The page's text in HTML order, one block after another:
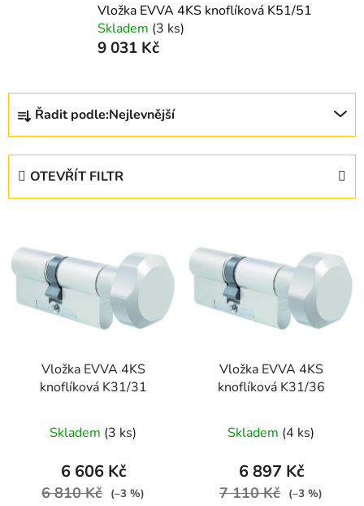
Vložka EVVA 4KS knoflíková K51/51
Skladem (3 ks)
9 031 Kč
Ř
z
r
o
Řadit podle:Nejlevnější
OTEVŘÍT FILTR
ý
p
Vložka EVVA 4KS
knoflíková K31/31
Skladem (3 ks)
6 606 Kč
6 810 Kč (–3 %)
Vložka EVVA 4KS
knoflíková K31/36
Skladem (4 ks)
6 897 Kč
7 110 Kč (–3 %)